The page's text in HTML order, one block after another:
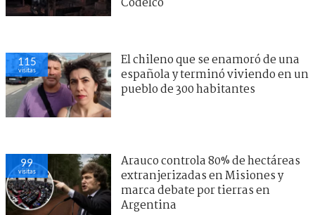
115
visitas
El chileno que se enamoró de una
española y terminó viviendo en un
pueblo de 300 habitantes
99
visitas
Arauco controla 80% de hectáreas
extranjerizadas en Misiones y
marca debate por tierras en
Argentina